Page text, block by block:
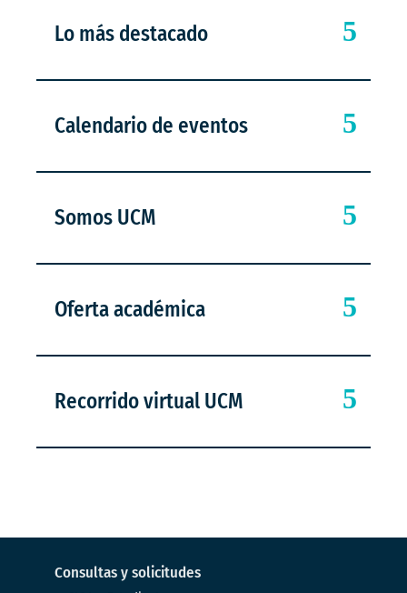
Lo más destacado
Calendario de eventos
Somos UCM
Oferta académica
Recorrido virtual UCM
Consultas y solicitudes